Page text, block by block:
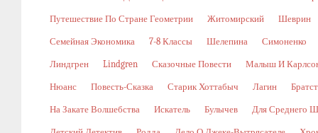
Путешествие По Стране Геометрии Житомирский Шеврин
Семейная Экономика 7-8 Классы Шелепина Симоненко
Линдгрен Lindgren Сказочные Повести Малыш И
Нюанс Повесть-Сказка Старик Хоттабыч Лагин
На Закате Волшебства Искатель Булычев Для Среднего